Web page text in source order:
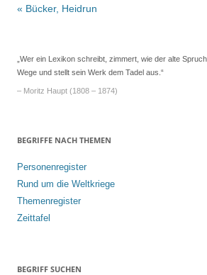
Beitrags-
« Bücker, Heidrun
„Wer ein Lexikon schreibt, zimmert, wie der alte
Wege und stellt sein Werk dem Tadel aus.“
– Moritz Haupt (1808 – 1874)
BEGRIFFE NACH THEMEN
Personenregister
Rund um die Weltkriege
Themenregister
Zeittafel
BEGRIFF SUCHEN